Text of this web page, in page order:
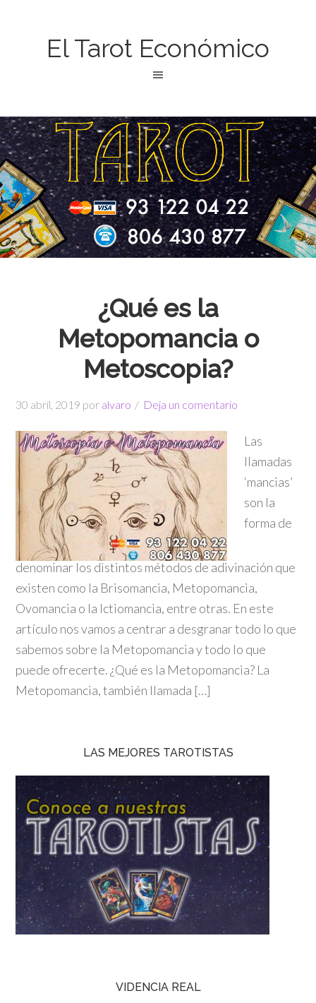
El Tarot Económico
¿Qué es la
Metopomancia o
Metoscopia?
30 abril, 2019 por alvaro Deja un comentario
Las
llamadas
‘mancias’
son la
forma de
denominar los distintos métodos de adivinación que
existen como la Brisomancia, Metopomancia,
Ovomancia o la Ictiomancia, entre otras. En este
artículo nos vamos a centrar a desgranar todo lo que
sabemos sobre la Metopomancia y todo lo que
puede ofrecerte. ¿Qué es la Metopomancia? La
Metopomancia, también llamada […]
LAS MEJORES TAROTISTAS
VIDENCIA REAL